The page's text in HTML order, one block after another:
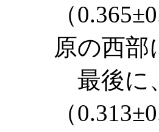
（
原の西部
最後に
（